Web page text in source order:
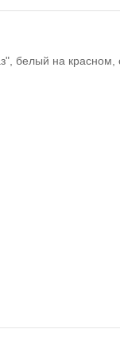
белый на